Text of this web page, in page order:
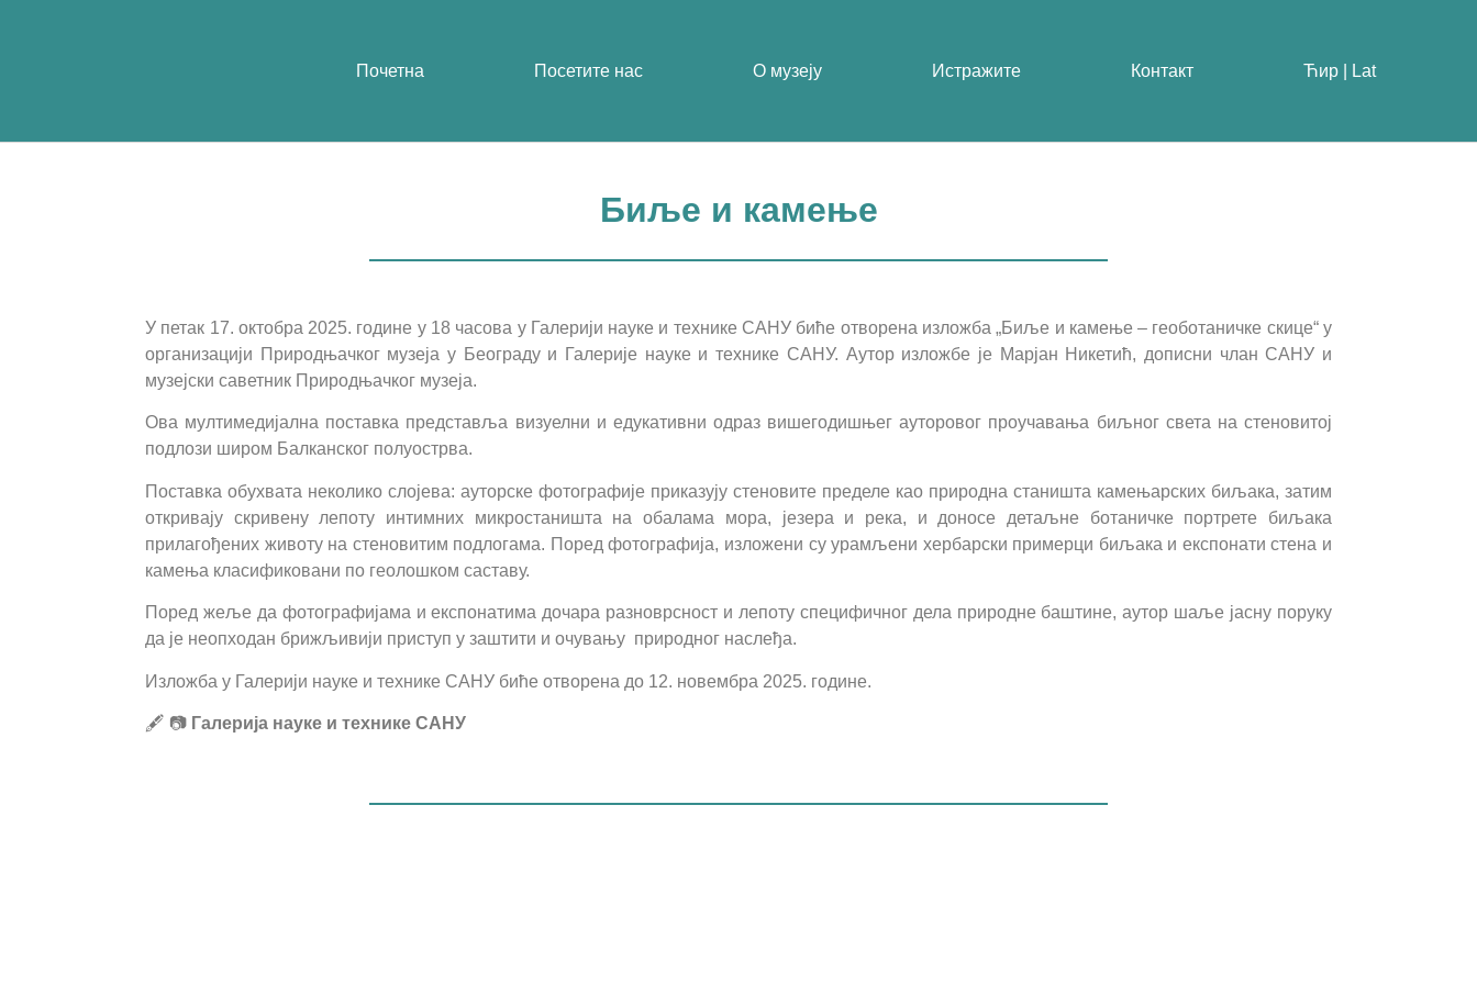
Почетна Посетите нас О музеју Истражите Контакт Ћир | Lat
Биље и камење
У петак 17. октобра 2025. године у 18 часова у Галерији науке и технике САНУ биће отворена изложба „Биље и камење – геоботаничке скице“ у
организацији Природњачког музеја у Београду и Галерије науке и технике САНУ. Аутор изложбе је Марјан Никетић, дописни члан САНУ и
музејски саветник Природњачког музеја.
Ова мултимедијална поставка представља визуелни и едукативни одраз вишегодишњег ауторовог проучавања биљног света на стеновитој
подлози широм Балканског полуострва.
Поставка обухвата неколико слојева: ауторске фотографије приказују стеновите пределе као природна станишта камењарских биљака, затим
откривају скривену лепоту интимних микростаништа на обалама мора, језера и река, и доносе детаљне ботаничке портрете биљака
прилагођених животу на стеновитим подлогама. Поред фотографија, изложени су урамљени хербарски примерци биљака и експонати стена и
камења класификовани по геолошком саставу.
Поред жеље да фотографијама и експонатима дочара разноврсност и лепоту специфичног дела природне баштине, аутор шаље јасну поруку
да је неопходан брижљивији приступ у заштити и очувању природног наслеђа.
Изложба у Галерији науке и технике САНУ биће отворена до 12. новембра 2025. године.
🖋️ 📷 Галерија науке и технике САНУ